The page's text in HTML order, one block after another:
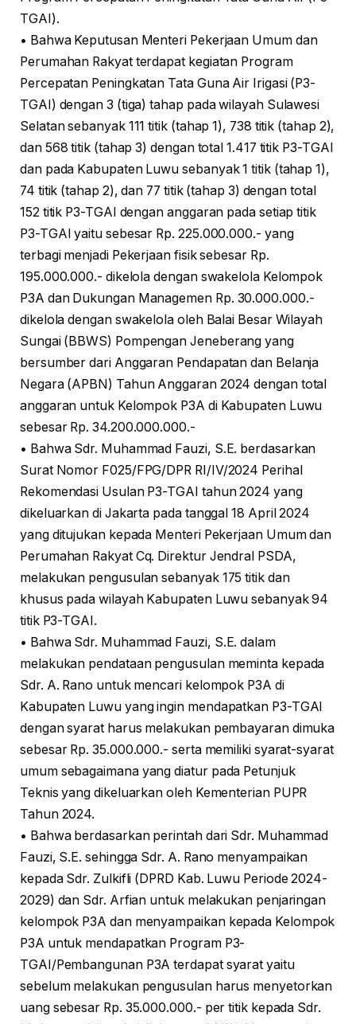
TGAI).
• Bahwa Keputusan Menteri Pekerjaan Umum dan
Perumahan Rakyat terdapat kegiatan Program
Percepatan Peningkatan Tata Guna Air Irigasi (P3-
TGAI) dengan 3 (tiga) tahap pada wilayah Sulawesi
Selatan sebanyak 111 titik (tahap 1), 738 titik (tahap 2),
dan 568 titik (tahap 3) dengan total 1.417 titik P3-TGAI
dan pada Kabupaten Luwu sebanyak 1 titik (tahap 1),
74 titik (tahap 2), dan 77 titik (tahap 3) dengan total
152 titik P3-TGAI dengan anggaran pada setiap titik
P3-TGAI yaitu sebesar Rp. 225.000.000.- yang
terbagi menjadi Pekerjaan fisik sebesar Rp.
195.000.000.- dikelola dengan swakelola Kelompok
P3A dan Dukungan Managemen Rp. 30.000.000.-
dikelola dengan swakelola oleh Balai Besar Wilayah
Sungai (BBWS) Pompengan Jeneberang yang
bersumber dari Anggaran Pendapatan dan Belanja
Negara (APBN) Tahun Anggaran 2024 dengan total
anggaran untuk Kelompok P3A di Kabupaten Luwu
sebesar Rp. 34.200.000.000.-
• Bahwa Sdr. Muhammad Fauzi, S.E. berdasarkan
Surat Nomor F025/FPG/DPR RI/IV/2024 Perihal
Rekomendasi Usulan P3-TGAI tahun 2024 yang
dikeluarkan di Jakarta pada tanggal 18 April 2024
yang ditujukan kepada Menteri Pekerjaan Umum dan
Perumahan Rakyat Cq. Direktur Jendral PSDA,
melakukan pengusulan sebanyak 175 titik dan
khusus pada wilayah Kabupaten Luwu sebanyak 94
titik P3-TGAI.
• Bahwa Sdr. Muhammad Fauzi, S.E. dalam
melakukan pendataan pengusulan meminta kepada
Sdr. A. Rano untuk mencari kelompok P3A di
Kabupaten Luwu yang ingin mendapatkan P3-TGAI
dengan syarat harus melakukan pembayaran dimuka
sebesar Rp. 35.000.000.- serta memiliki syarat-syarat
umum sebagaimana yang diatur pada Petunjuk
Teknis yang dikeluarkan oleh Kementerian PUPR
Tahun 2024.
• Bahwa berdasarkan perintah dari Sdr. Muhammad
Fauzi, S.E. sehingga Sdr. A. Rano menyampaikan
kepada Sdr. Zulkifli (DPRD Kab. Luwu Periode 2024-
2029) dan Sdr. Arfian untuk melakukan penjaringan
kelompok P3A dan menyampaikan kepada Kelompok
P3A untuk mendapatkan Program P3-
TGAI/Pembangunan P3A terdapat syarat yaitu
sebelum melakukan pengusulan harus menyetorkan
uang sebesar Rp. 35.000.000.- per titik kepada Sdr.